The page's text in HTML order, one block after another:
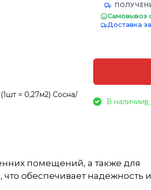
= 0,27м2) Сосна/
Самовывоз
Доставка
В наличиив
помещений, а также для
обеспечивает надежность и